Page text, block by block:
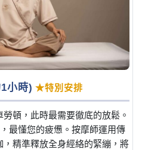
小時) ★特別安排
頓，此時最需要徹底的放鬆。
最懂您的疲憊。按摩師運用傳
精準釋放全身經絡的緊繃，將